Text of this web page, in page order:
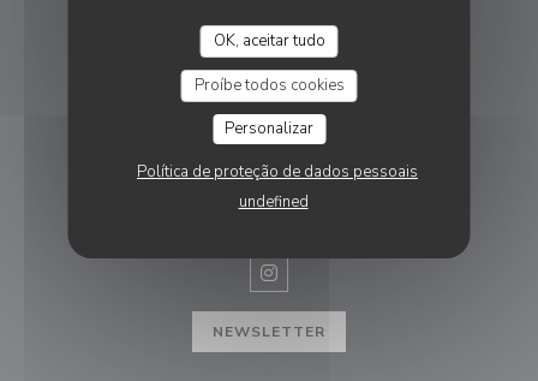
OK, aceitar tudo
Proíbe todos cookies
Personalizar
Política de proteção de dados pessoais
undefined
04 65 04 03 98
RESERVA
SIGA-NOS
Instagram ((abre numa nova
NEWSLETTER